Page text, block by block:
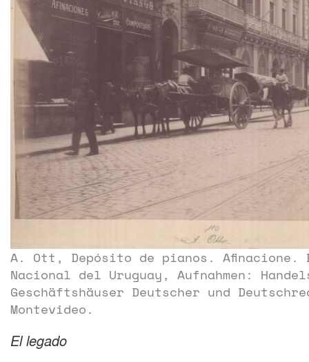
A. Ott, Depósito de pianos. Afinacione.
Nacional del Uruguay, Aufnahmen:
Geschäftshäuser Deutscher und
Montevideo.
El legado